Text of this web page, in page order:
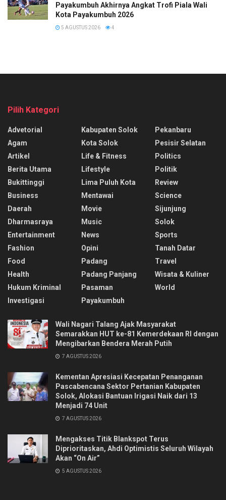
Payakumbuh Akhirnya Angkat Trofi Piala Wali
Kota Payakumbuh 2026
5 AGUSTUS 2026 4
Pilih Kategori
Advetorial
Agam
Artikel
Berita Utama
Bukittinggi
Business
Daerah
Dharmasraya
Entertainment
Fashion
Food
Health
Hukum Kriminal
Investigasi
Kabupaten Solok
Kota Solok
Life & Fitness
Lifestyle
Lima Puluh Kota
Mentawai
Movie
Music
News
Opini
Padang
Padang Panjang
Pasaman
Payakumbuh
Pekanbaru
Pesisir Selatan
Politics
Politik
Review
Science
Sijunjung
Solok
Sports
Tanah Datar
Travel
Wisata & Kuliner
World
Wali Nagari Talang Ajak Masyarakat
Semarakkan HUT ke-81 Kemerdekaan RI dengan
Mengibarkan Bendera Merah Putih
7 AGUSTUS 2026
Kementan Apresiasi Kecepatan Penanganan
Pascabencana Sektor Pertanian Kabupaten
Solok, Alokasi Bantuan Irigasi Naik dari 13
Menjadi 74 Unit
7 AGUSTUS 2026
Mengakses Titik Blankspot Terus
Diprioritaskan, Ahdi Optimistis Seluruh Wilayah
Akan “On Air”
5 AGUSTUS 2026